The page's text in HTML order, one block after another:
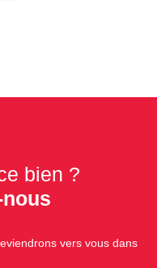
bien ?
vers vous dans